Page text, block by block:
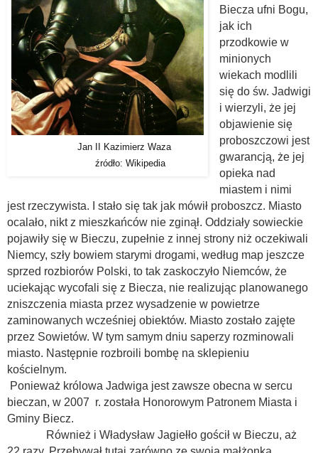
Jan II Kazimierz Waza
źródło: Wikipedia
Biecza ufni Bogu,
jak ich
przodkowie w
minionych
wiekach modlili
się do św. Jadwigi
i wierzyli, że jej
objawienie się
proboszczowi jest
gwarancją, że jej
opieka nad
miastem i nimi
jest rzeczywista. I stało się tak jak mówił proboszcz. Miasto
ocalało, nikt z mieszkańców nie zginął. Oddziały sowieckie
pojawiły się w Bieczu, zupełnie z innej strony niż oczekiwali
Niemcy, szły bowiem starymi drogami, według map jeszcze
sprzed rozbiorów Polski, to tak zaskoczyło Niemców, że
uciekając wycofali się z Biecza, nie realizując planowanego
zniszczenia miasta przez wysadzenie w powietrze
zaminowanych wcześniej obiektów. Miasto zostało zajęte
przez Sowietów. W tym samym dniu saperzy rozminowali
miasto. Następnie rozbroili bombę na sklepieniu
kościelnym.
Ponieważ królowa Jadwiga jest zawsze obecna w sercu
bieczan, w 2007 r. została Honorowym Patronem Miasta i
Gminy Biecz.
Również i Władysław Jagiełło gościł w Bieczu, aż